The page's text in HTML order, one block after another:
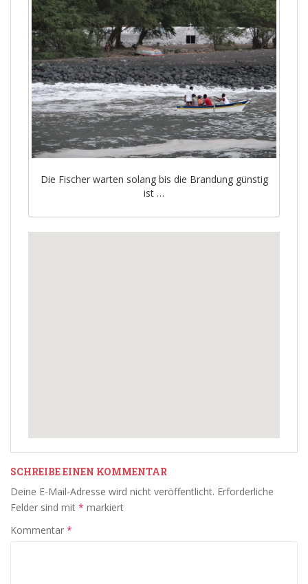
Die Fischer warten solang bis die Brandung günstig
ist …
SCHREIBE EINEN KOMMENTAR
Deine E-Mail-Adresse wird nicht veröffentlicht. Erforderliche
Felder sind mit * markiert
Kommentar *